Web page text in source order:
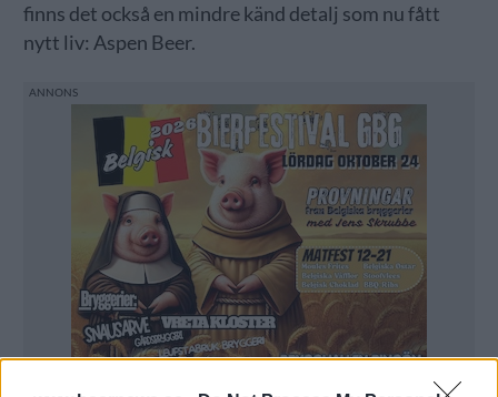
finns det också en mindre känd detalj som nu fått
nytt liv: Aspen Beer.